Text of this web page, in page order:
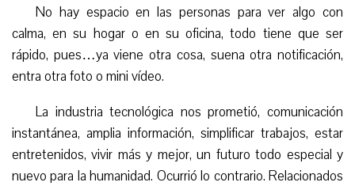
No hay espacio en las personas para ver algo con
calma, en su hogar o en su oficina, todo tiene que ser
rápido, pues…ya viene otra cosa, suena otra notificación,
entra otra foto o mini vídeo.
La industria tecnológica nos prometió, comunicación
instantánea, amplia información, simplificar trabajos, estar
entretenidos, vivir más y mejor, un futuro todo especial y
nuevo para la humanidad. Ocurrió lo contrario. Relacionados